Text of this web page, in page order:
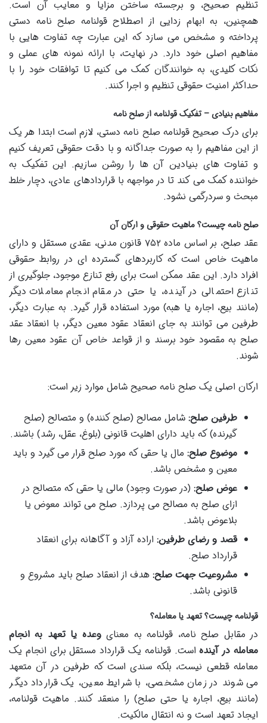
تنظیم صحیح، و برجسته ساختن مزایا و معایب آن است.
همچنین، به ابهام زدایی از اصطلاح قولنامه صلح نامه دستی
پرداخته و مشخص می سازد که این عبارت چه تفاوت هایی با
مفاهیم اصلی خود دارد. در نهایت، با ارائه نمونه های عملی و
نکات کلیدی، به خوانندگان کمک می کنیم تا توافقات خود را با
حداکثر امنیت حقوقی تنظیم و اجرا کنند.
مفاهیم بنیادی – تفکیک قولنامه از صلح نامه
برای درک صحیح قولنامه صلح نامه دستی، لازم است ابتدا هر یک
از این مفاهیم را به صورت جداگانه و با دقت حقوقی تعریف کنیم
و تفاوت های بنیادین آن ها را روشن سازیم. این تفکیک به
خواننده کمک می کند تا در مواجهه با قراردادهای عادی، دچار خلط
مبحث و سردرگمی نشود.
صلح نامه چیست؟ ماهیت حقوقی و ارکان آن
عقد صلح، بر اساس ماده ۷۵۲ قانون مدنی، عقدی مستقل و دارای
ماهیت خاص است که کاربردهای گسترده ای در روابط حقوقی
افراد دارد. این عقد ممکن است برای رفع تنازع موجود، جلوگیری از
تنازع احتمالی در آینده، یا حتی در مقام انجام معاملات دیگر
(مانند بیع، اجاره یا هبه) مورد استفاده قرار گیرد. به عبارت دیگر،
طرفین می توانند به جای انعقاد عقود معین دیگر، با انعقاد عقد
صلح به مقصود خود برسند و از قواعد خاص آن عقود معین رها
شوند.
ارکان اصلی یک صلح نامه صحیح شامل موارد زیر است:
طرفین صلح: شامل مصالح (صلح کننده) و متصالح (صلح
گیرنده) که باید دارای اهلیت قانونی (بلوغ، عقل، رشد) باشند.
موضوع صلح: مال یا حقی که مورد صلح قرار می گیرد و باید
معین و مشخص باشد.
عوض صلح: (در صورت وجود) مالی یا حقی که متصالح در
ازای صلح به مصالح می پردازد. صلح می تواند معوض یا
بلاعوض باشد.
قصد و رضای طرفین: اراده آزاد و آگاهانه برای انعقاد
قرارداد صلح.
مشروعیت جهت صلح: هدف از انعقاد صلح باید مشروع و
قانونی باشد.
قولنامه چیست؟ تعهد یا معامله؟
در مقابل صلح نامه، قولنامه به معنایوعده یا تعهد به انجام
معامله در آیندهاست. قولنامه یک قرارداد مستقل برای انجام یک
معامله قطعی نیست، بلکه سندی است که طرفین در آن متعهد
می شوند در زمان مشخصی، با شرایط معین، یک قرارداد دیگر
(مانند بیع، اجاره یا حتی صلح) را منعقد کنند. ماهیت قولنامه،
ایجاد تعهد است و نه انتقال مالکیت.